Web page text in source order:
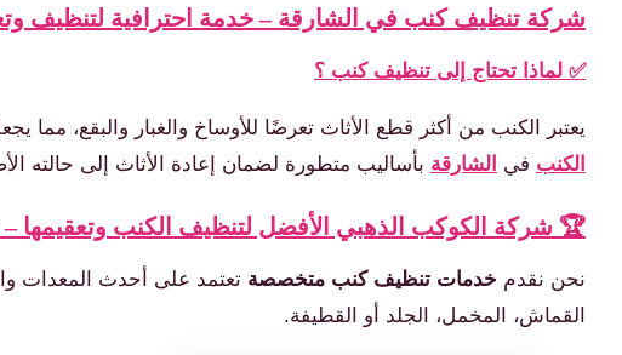
شركة تنظيف كنب في الشارقة – خدمة احترافية لتنظيف
✅ لماذا تحتاج إلى تنظيف كنب ؟
يعتبر الكنب من أكثر قطع الأثاث تعرضًا للأوساخ والغبار والبقع، مما
الكنب في الشارقة بأساليب متطورة لضمان إعادة الأثاث إلى حالته
🏆 شركة الكوكب الذهبي الأفضل لتنظيف الكنب وتعقيمها
نحن نقدم خدمات تنظيف كنب متخصصة تعتمد على أحدث المعدات
القماش، المخمل، الجلد أو القطيفة.